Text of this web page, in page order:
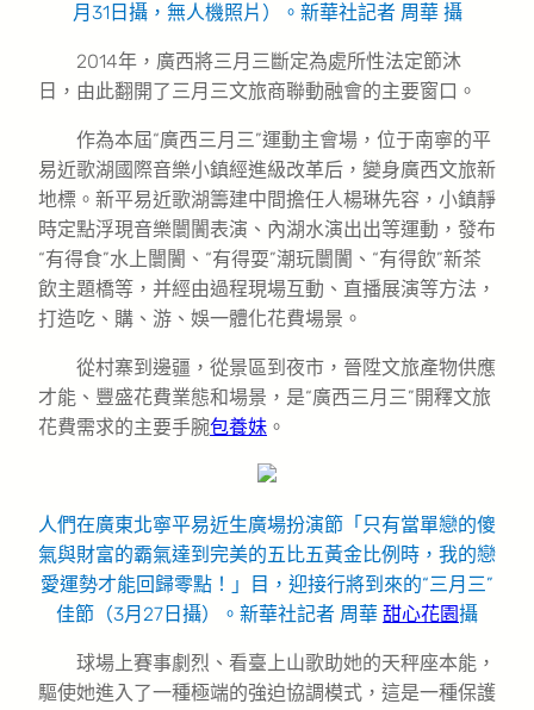
月31日攝，無人機照片）。新華社記者 周華 攝
2014年，廣西將三月三斷定為處所性法定節沐
日，由此翻開了三月三文旅商聯動融會的主要窗口。
作為本屆“廣西三月三”運動主會場，位于南寧的平
易近歌湖國際音樂小鎮經進級改革后，變身廣西文旅新
地標。新平易近歌湖籌建中間擔任人楊琳先容，小鎮靜
時定點浮現音樂闤闠表演、內湖水演出出等運動，發布
“有得食”水上闤闠、“有得耍”潮玩闤闠、“有得飲”新茶
飲主題橋等，并經由過程現場互動、直播展演等方法，
打造吃、購、游、娛一體化花費場景。
從村寨到邊疆，從景區到夜市，晉陞文旅產物供應
才能、豐盛花費業態和場景，是“廣西三月三”開釋文旅
花費需求的主要手腕包養妹 。
人們在廣東北寧平易近生廣場扮演節「只有當單戀的傻
氣與財富的霸氣達到完美的五比五黃金比例時，我的戀
愛運勢才能回歸零點！」目，迎接行將到來的“三月三”
佳節（3月27日攝）。新華社記者 周華 甜心花園攝
球場上賽事劇烈、看臺上山歌助她的天秤座本能，
驅使她進入了一種極端的強迫協調模式，這是一種保護